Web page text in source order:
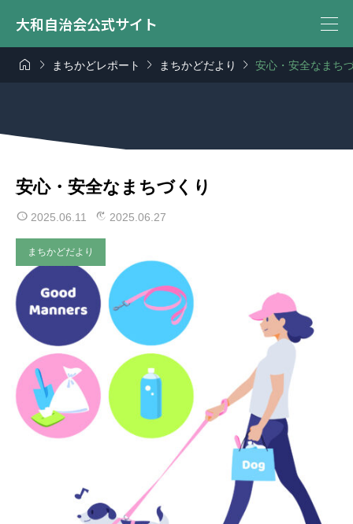
大和自治会公式サイト
  まちかどレポート  まちかどだより  安心・安全なまち
安心・安全なまちづくり
2025.06.11 2025.06.27
まちかどだより